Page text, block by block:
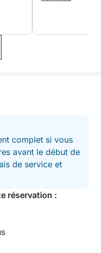
complet si vous
avant le début de
de service et
réservation :